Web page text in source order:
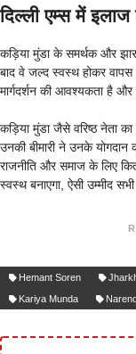
दिल्ली एम्स में
कड़िया मुंडा के समर्थक और
बाद वे जल्द स्वस्थ होकर
मार्गदर्शन की आवश्यकता है
कड़िया मुंडा जैसे वरिष्ठ नेता
उनकी बीमारी ने उनके
राजनीति और समाज के लिए
स्वस्थ बनाएगा, ऐसी उम्मीद
Hemant Soren
Kariya Munda